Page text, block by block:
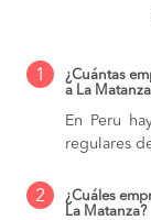
1
¿Cuántas
a La
En Peru
regulares
2
¿Cuáles
La Matanza?